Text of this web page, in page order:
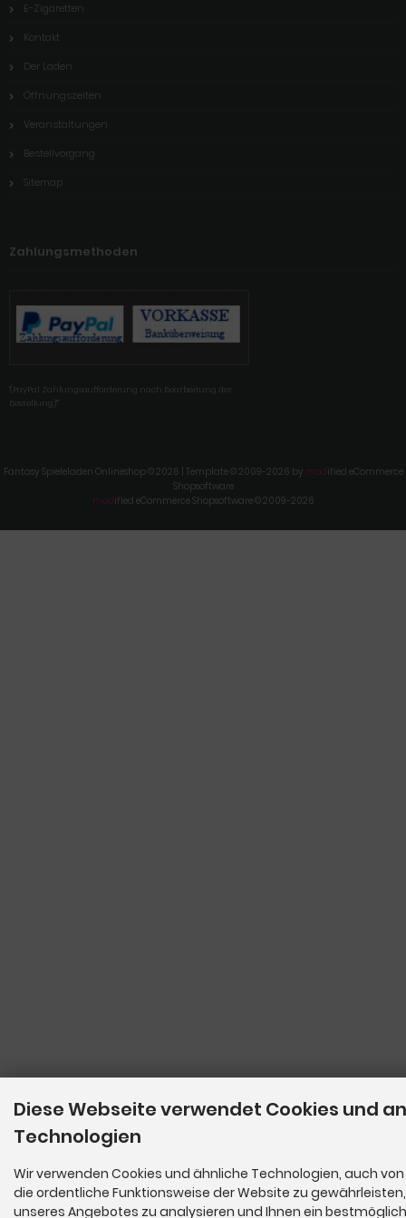
E-Zigaretten
Kontakt
Der Laden
Öffnungszeiten
Veranstaltungen
Bestellvorgang
Sitemap
Zahlungsmethoden
'(PayPal Zahlungsaufforderung nach Bearbeitung der
Bestellung)'"
Fantasy Spieleladen Onlineshop © 2026 | Template © 2009-2026 by modified eCommerce
Shopsoftware
modified eCommerce Shopsoftware © 2009-2026
Diese Webseite verwendet Cookies und
Technologien
Wir verwenden Cookies und ähnliche Technologien, auch
die ordentliche Funktionsweise der Website zu
unseres Angebotes zu analysieren und Ihnen ein